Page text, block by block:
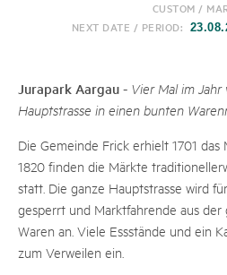
CUSTOM /
NEXT DATE / PERIOD:
Jurapark Aargau - Vier Mal im
Hauptstrasse in einen bunten
Die Gemeinde Frick erhielt 1701
1820 finden die Märkte
statt. Die ganze Hauptstrasse wird
gesperrt und Marktfahrende aus
Waren an. Viele Essstände und ein
zum Verweilen ein.